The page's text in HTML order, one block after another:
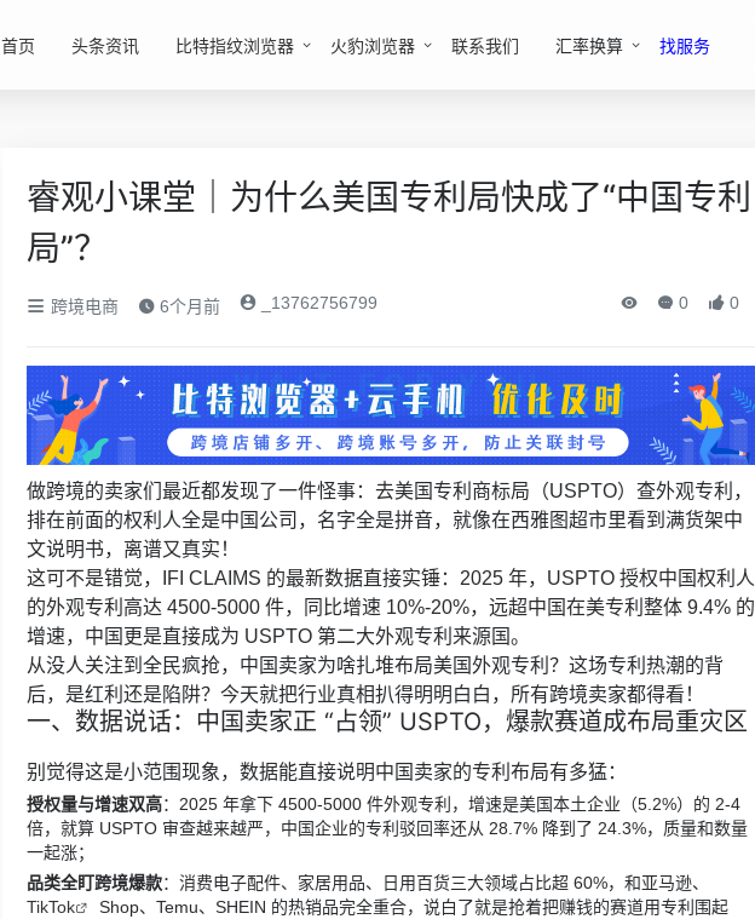
首页 头条资讯 比特指纹浏览器 火豹浏览器 联系我们 汇率换算 找服务
睿观小课堂｜为什么美国专利局快成了“中国专利
局”？
跨境电商 6个月前 _13762756799 0 0
做跨境的卖家们最近都发现了一件怪事：去美国专利商标局（USPTO）查外观专利，
排在前面的权利人全是中国公司，名字全是拼音，就像在西雅图超市里看到满货架中
文说明书，离谱又真实！
这可不是错觉，IFI CLAIMS 的最新数据直接实锤：2025 年，USPTO 授权中国权利人
的外观专利高达 4500-5000 件，同比增速 10%-20%，远超中国在美专利整体 9.4% 的
增速，中国更是直接成为 USPTO 第二大外观专利来源国。
从没人关注到全民疯抢，中国卖家为啥扎堆布局美国外观专利？这场专利热潮的背
后，是红利还是陷阱？今天就把行业真相扒得明明白白，所有跨境卖家都得看！
一、数据说话：中国卖家正 “占领” USPTO，爆款赛道成布局重灾区
别觉得这是小范围现象，数据能直接说明中国卖家的专利布局有多猛：
授权量与增速双高：2025 年拿下 4500-5000 件外观专利，增速是美国本土企业（5.2%）的 2-4
倍，就算 USPTO 审查越来越严，中国企业的专利驳回率还从 28.7% 降到了 24.3%，质量和数量
一起涨；
品类全盯跨境爆款：消费电子配件、家居用品、日用百货三大领域占比超 60%，和亚马逊、
TikTok
Shop、Temu、SHEIN 的热销品完全重合，说白了就是抢着把赚钱的赛道用专利围起